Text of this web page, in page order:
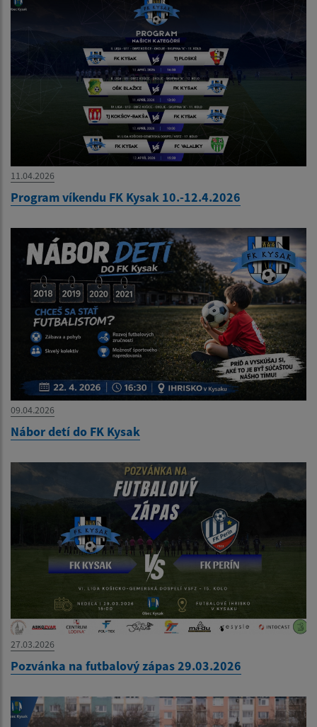
11.04.2026
Program víkendu FK Kysak 10.-12.4.2026
09.04.2026
Nábor detí do FK Kysak
27.03.2026
Pozvánka na futbalový zápas 29.03.2026